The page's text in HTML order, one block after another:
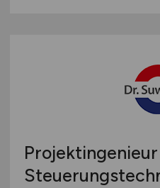
Projektingenieur